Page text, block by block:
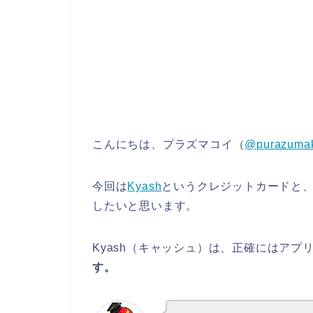
こんにちは、プラズマコイ（
今回はKyashというクレジットカードと
したいと思います。
Kyash（キャッシュ）は、正確にはアプ
す。